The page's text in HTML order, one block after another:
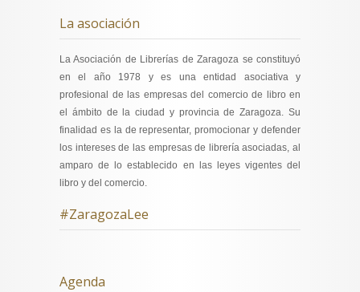
La asociación
La Asociación de Librerías de Zaragoza se constituyó
en el año 1978 y es una entidad asociativa y
profesional de las empresas del comercio de libro en
el ámbito de la ciudad y provincia de Zaragoza. Su
finalidad es la de representar, promocionar y defender
los intereses de las empresas de librería asociadas, al
amparo de lo establecido en las leyes vigentes del
libro y del comercio.
#ZaragozaLee
Agenda